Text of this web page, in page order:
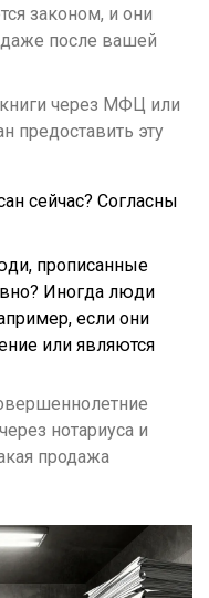
законом, и они
даже после вашей
через МФЦ или
предоставить эту
сейчас? Согласны
прописанные
Иногда люди
если они
или являются
нотариуса и
продажа